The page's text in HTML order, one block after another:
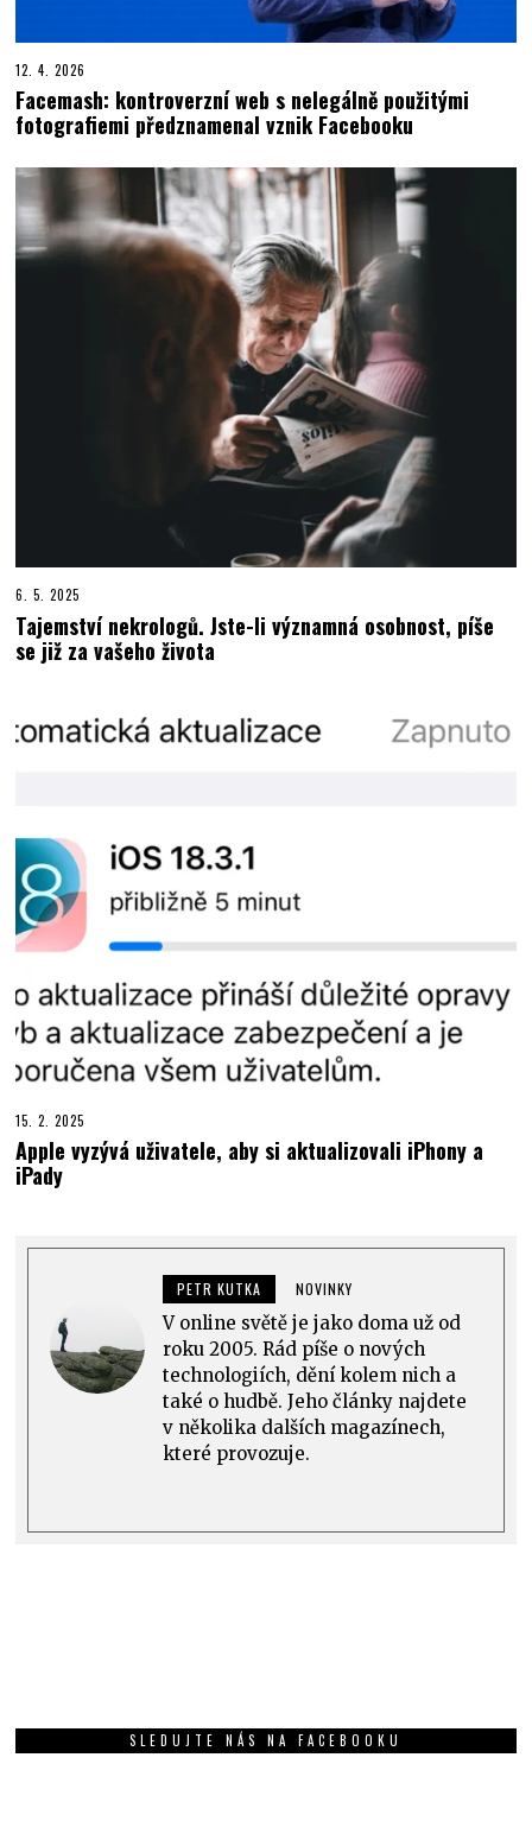
12. 4. 2026
Facemash: kontroverzní web s nelegálně použitými
fotografiemi předznamenal vznik Facebooku
6. 5. 2025
Tajemství nekrologů. Jste-li významná osobnost, píše
se již za vašeho života
15. 2. 2025
Apple vyzývá uživatele, aby si aktualizovali iPhony a
iPady
PETR KUTKA NOVINKY
V online světě je jako doma už od
roku 2005. Rád píše o nových
technologiích, dění kolem nich a
také o hudbě. Jeho články najdete
v několika dalších magazínech,
které provozuje.
SLEDUJTE NÁS NA FACEBOOKU